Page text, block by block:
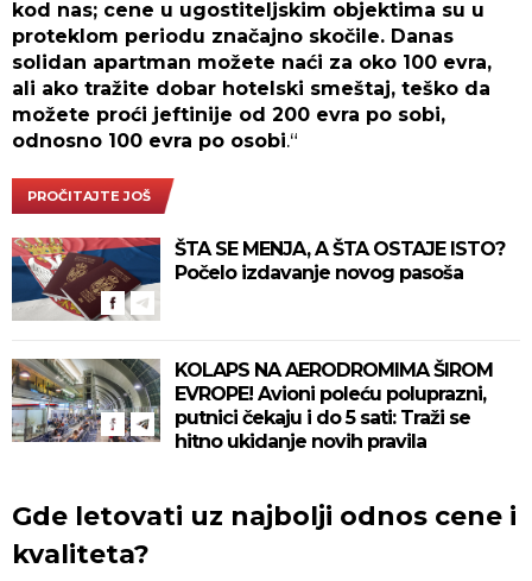
kod nas; cene u ugostiteljskim objektima su u
proteklom periodu značajno skočile. Danas
solidan apartman možete naći za oko 100 evra,
ali ako tražite dobar hotelski smeštaj, teško da
možete proći jeftinije od 200 evra po sobi,
odnosno 100 evra po osobi.“
PROČITAJTE JOŠ
ŠTA SE MENJA, A ŠTA OSTAJE ISTO?
Počelo izdavanje novog pasoša
KOLAPS NA AERODROMIMA ŠIROM
EVROPE! Avioni poleću poluprazni,
putnici čekaju i do 5 sati: Traži se
hitno ukidanje novih pravila
Gde letovati uz najbolji odnos cene i
kvaliteta?